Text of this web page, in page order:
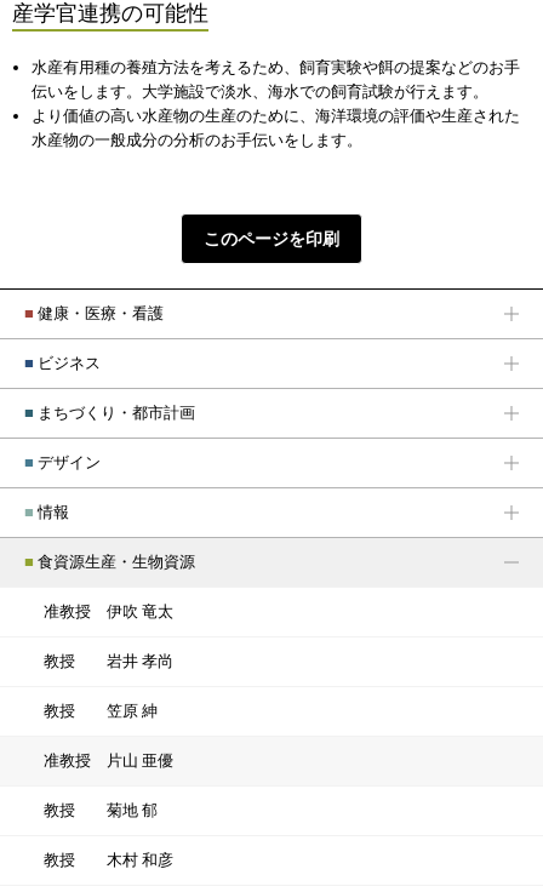
産学官連携の可能性
水産有用種の養殖方法を考えるため、飼育実験や餌の提案などのお手
伝いをします。大学施設で淡水、海水での飼育試験が行えます。
より価値の高い水産物の生産のために、海洋環境の評価や生産された
水産物の一般成分の分析のお手伝いをします。
このページを印刷
■ 健康・医療・看護
■ ビジネス
■ まちづくり・都市計画
■ デザイン
■ 情報
■ 食資源生産・生物資源
准教授 伊吹 竜太
教授 岩井 孝尚
教授 笠原 紳
准教授 片山 亜優
教授 菊地 郁
教授 木村 和彦